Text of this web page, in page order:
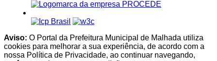
Aviso: O Portal da Prefeitura Municipal de Malhada utiliza
cookies para melhorar a sua experiência, de acordo com a
nossa Política de Privacidade, ao continuar navegando,